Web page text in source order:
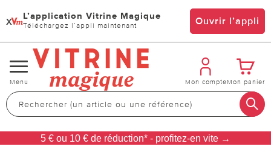
x L’application Vitrine Magique
Téléchargez l’appli maintenant Ouvrir l’appli
Changer
de
navigation
Menu Mon compteMon panier
5 € ou 10 € de réduction* - profitez-en vite →